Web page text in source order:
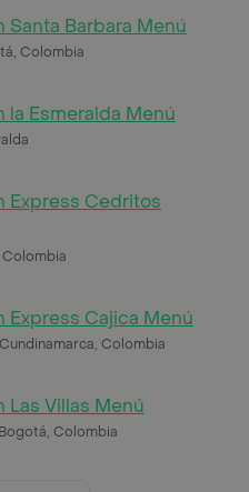
Santa Barbara Menú
Colombia
la Esmeralda Menú
Express Cedritos
Express Cajica Menú
Colombia
Las Villas Menú
Colombia